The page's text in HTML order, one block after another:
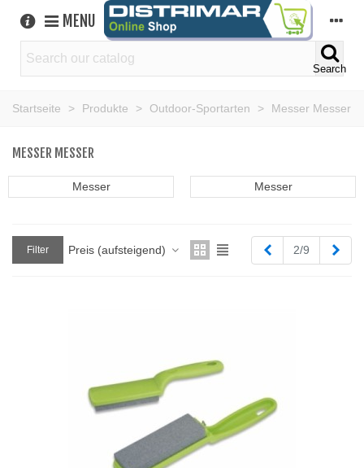
MENU
Search
Startseite > Produkte > Outdoor-Sportarten > Messer Messer
MESSER MESSER
Messer Messer
Filter Preis (aufsteigend) Zurück
2/9